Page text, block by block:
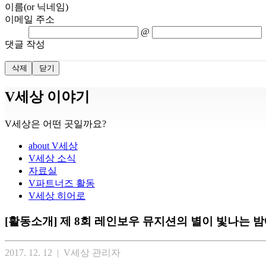
이름(or 닉네임)
이메일 주소
@
댓글 작성
삭제 닫기
V세상 이야기
V세상은 어떤 곳일까요?
about V세상
V세상 소식
자료실
V파트너즈 활동
V세상 히어로
[활동소개] 제 8회 레인보우 뮤지션의 별이 빛나는
2017. 12. 12 | V세상 관리자